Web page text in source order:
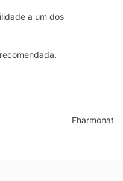
a um dos
Fharmonat